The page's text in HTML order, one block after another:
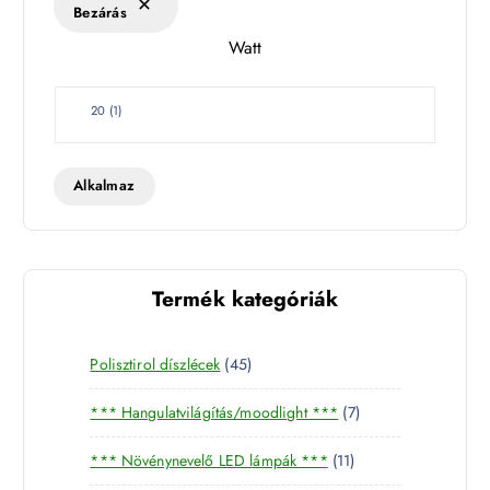
Bezárás
Watt
W
t
20 (1)
Alkalmaz
Termék kategóriák
Polisztirol díszlécek 454
5
t
e
r
*** Hangulatvilágítás/moodlight *** 77
t
*** Növénynevelő LED lámpák *** 111
1